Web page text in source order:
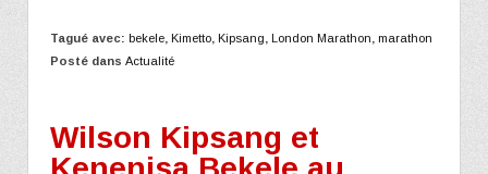
Tagué avec: bekele Kimetto Kipsang London Marathon marathon
Posté dans Actualité
Wilson Kipsang et